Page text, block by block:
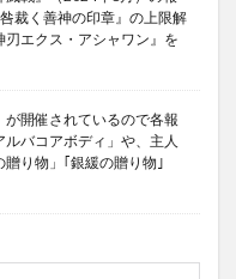
裁く善神の印章』の上限解
エクス・アシャワン』を
が開催されているので各報
バコアボディ」や、主人
り物」｢銀緩の贈り物｣